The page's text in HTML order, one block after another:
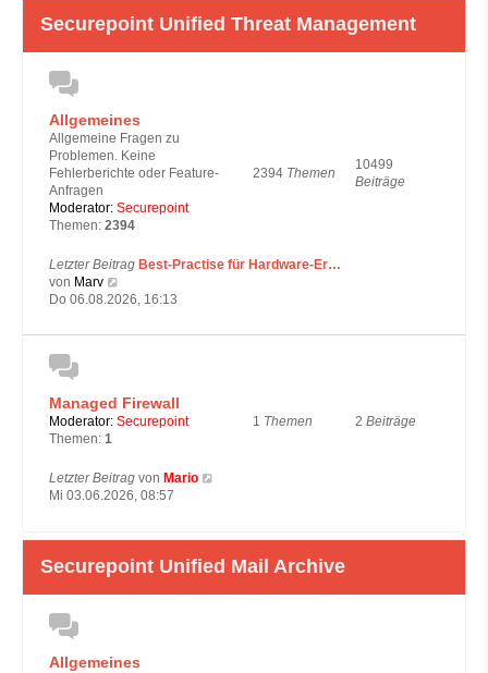
Securepoint Unified Threat Management
Allgemeines
Allgemeine Fragen zu
Problemen. Keine
Fehlerberichte oder Feature-
Anfragen
Moderator: Securepoint
Themen: 2394
2394 Themen
10499
Beiträge
Letzter Beitrag Best-Practise für Hardware-Er…
von Marv
e
e
B
t
r
Do 06.08.2026, 16:13
Managed Firewall
Moderator: Securepoint
Themen: 1
1 Themen 2 Beiträge
Letzter Beitrag von Mario
t
r
Mi 03.06.2026, 08:57
Securepoint Unified Mail Archive
Allgemeines